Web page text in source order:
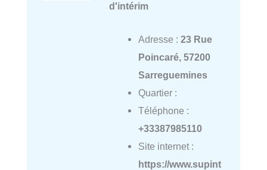
d'intérim
Adresse : 23 Rue
Poincaré, 57200
Sarreguemines
Quartier :
Téléphone :
+33387985110
Site internet :
https://www.supint